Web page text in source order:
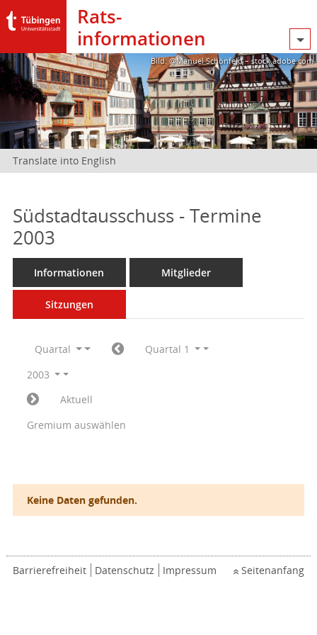
Rats­
informationen
Bild: @Manuel Schönfeld – stock.adobe.com
Translate into English
Südstadtausschuss - Termine
2003
Informationen Mitglieder
Sitzungen
Quartal
Quartal 1
2003
Aktuell
Gremium auswählen
Keine Daten gefunden.
Barrierefreiheit Datenschutz Impressum Seitenanfang